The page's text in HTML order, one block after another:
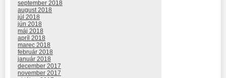
september 2018
august 2018
júl 2018
jún 2018
máj 2018
apríl 2018
marec 2018
február 2018
január 2018
december 2017
november 2017